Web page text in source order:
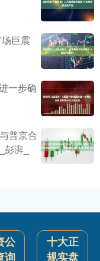
巨震
一步确
普京合
湃_
公
询
十大正
规实盘